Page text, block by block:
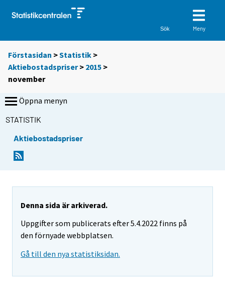
Sök Meny
Förstasidan >Statistik >
Aktiebostadspriser> 2015 >
november
Öppna menyn
STATISTIK
Aktiebostadspriser
Denna sida är arkiverad.
Uppgifter som publicerats efter 5.4.2022 finns på
den förnyade webbplatsen.
Gå till den nya statistiksidan.